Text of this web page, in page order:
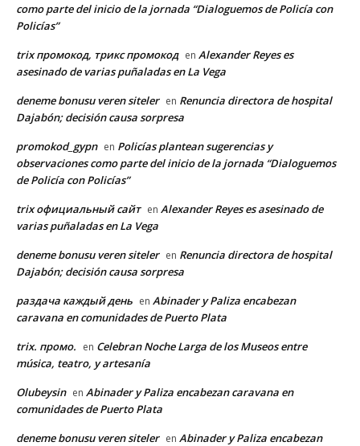
como parte del inicio de la jornada “Dialoguemos de Policía con
Policías”
trix промокод, трикс промокод en Alexander Reyes es
asesinado de varias puñaladas en La Vega
deneme bonusu veren siteler en Renuncia directora de hospital
Dajabón; decisión causa sorpresa
promokod_gypn en Policías plantean sugerencias y
observaciones como parte del inicio de la jornada “Dialoguemos
de Policía con Policías”
trix официальный сайт en Alexander Reyes es asesinado de
varias puñaladas en La Vega
deneme bonusu veren siteler en Renuncia directora de hospital
Dajabón; decisión causa sorpresa
раздача каждый день en Abinader y Paliza encabezan
caravana en comunidades de Puerto Plata
trix. промо. en Celebran Noche Larga de los Museos entre
música, teatro, y artesanía
Olubeysin en Abinader y Paliza encabezan caravana en
comunidades de Puerto Plata
deneme bonusu veren siteler en Abinader y Paliza encabezan